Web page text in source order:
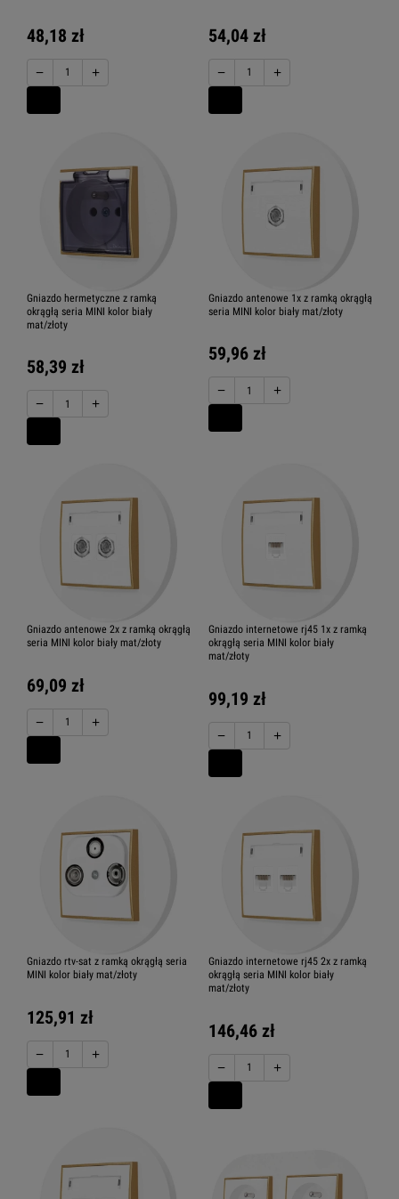
Zestawy włączników
amerykańskich
48,18 zł
− +
54,04 zł
− +
Gniazdo hermetyczne z ramką
okrągłą seria MINI kolor biały
mat/złoty
58,39 zł
− +
Gniazdo antenowe 1x z ramką okrągłą
seria MINI kolor biały mat/złoty
59,96 zł
− +
Gniazdo antenowe 2x z ramką okrągłą
seria MINI kolor biały mat/złoty
69,09 zł
− +
Gniazdo internetowe rj45 1x z ramką
okrągłą seria MINI kolor biały
mat/złoty
99,19 zł
− +
Gniazdo rtv-sat z ramką okrągłą seria
MINI kolor biały mat/złoty
125,91 zł
− +
Gniazdo internetowe rj45 2x z ramką
okrągłą seria MINI kolor biały
mat/złoty
146,46 zł
− +